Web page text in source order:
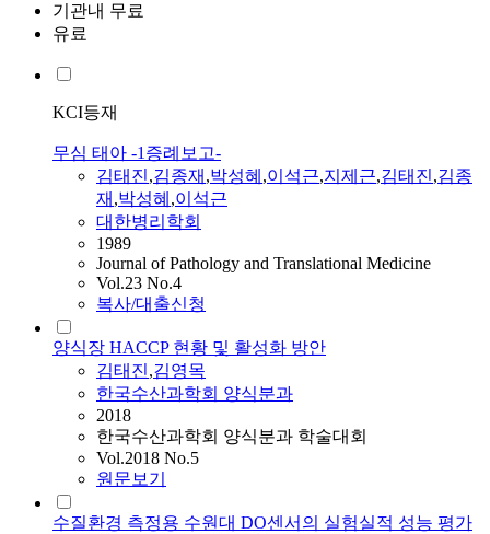
기관내 무료
유료
KCI등재
무심 태아 -1증례보고-
김태진,김종재 ,박성혜 ,이석근,지제근,김태진,김종
재 ,박성혜 ,이석근
대한병리학회
1989
Journal of Pathology and Translational Medicine
Vol.23 No.4
복사/대출신청
양식장 HACCP 현황 및 활성화 방안
김태진,김영목
한국수산과학회 양식분과
2018
한국수산과학회 양식분과 학술대회
Vol.2018 No.5
원문보기
수질환경 측정용 수원대 DO센서의 실험실적 성능 평가